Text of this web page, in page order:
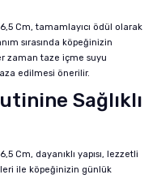
Cm, tamamlayıcı ödül olarak
sırasında köpeğinizin
zaman taze içme suyu
edilmesi önerilir.
Sağlıklı
Cm, dayanıklı yapısı, lezzetli
ile köpeğinizin günlük